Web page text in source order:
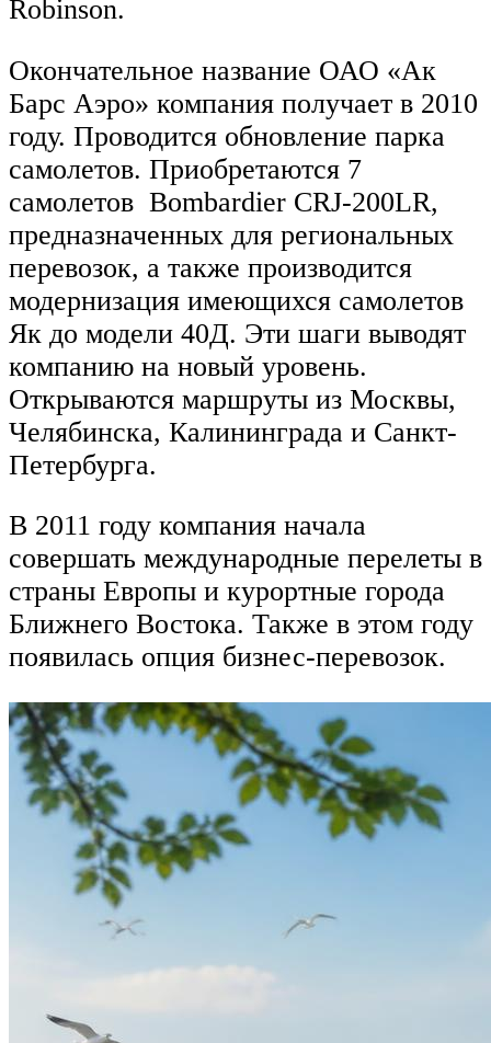
Robinson.
Окончательное название ОАО «Ак
Барс Аэро» компания получает в 2010
году. Проводится обновление парка
самолетов. Приобретаются 7
самолетов Bombardier CRJ-200LR,
предназначенных для региональных
перевозок, а также производится
модернизация имеющихся самолетов
Як до модели 40Д. Эти шаги выводят
компанию на новый уровень.
Открываются маршруты из Москвы,
Челябинска, Калининграда и Санкт-
Петербурга.
В 2011 году компания начала
совершать международные перелеты в
страны Европы и курортные города
Ближнего Востока. Также в этом году
появилась опция бизнес-перевозок.